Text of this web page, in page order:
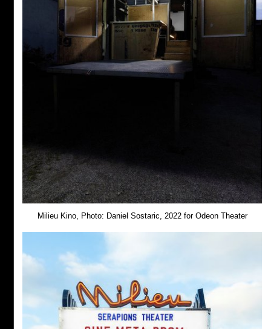
Milieu Kino, Photo: Daniel Sostaric, 2022 for Odeon Theater